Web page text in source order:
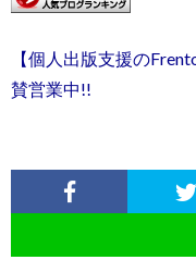
【個人出版支援の
賛営業中!!